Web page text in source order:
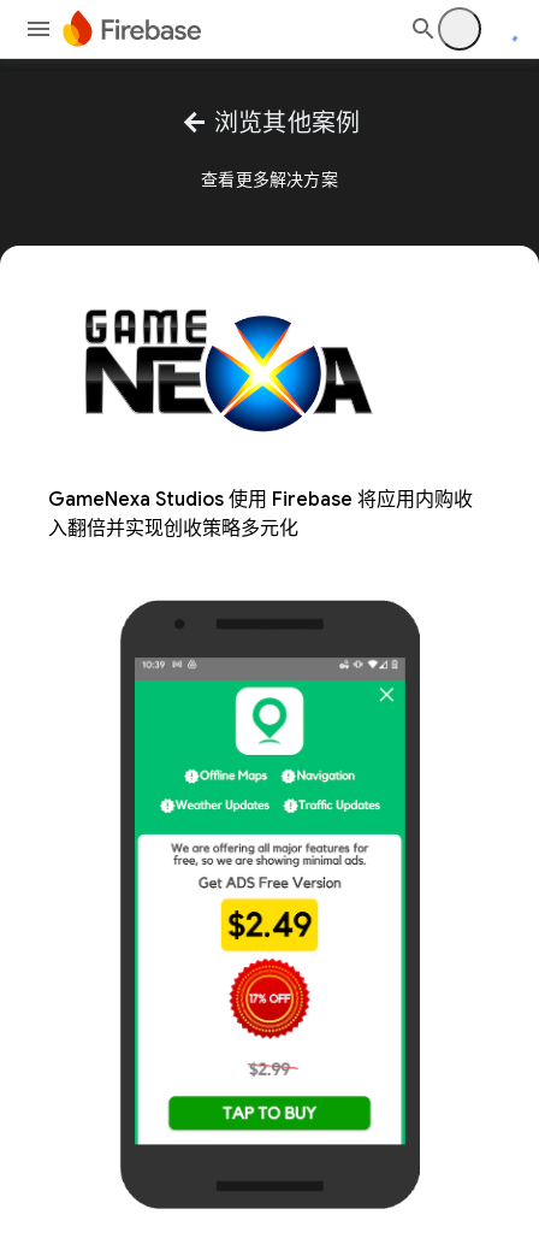
arrow_back 浏览其他案例
查看更多解决方案
GameNexa Studios 使用 Firebase 将应用内购收
入翻倍并实现创收策略多元化